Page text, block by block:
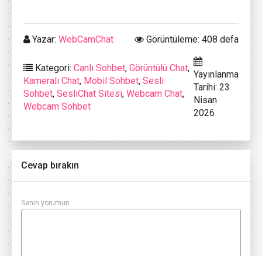
Yazar: WebCamChat Görüntüleme: 408 defa
Kategori: Canlı Sohbet, Görüntülü Chat,
Kameralı Chat, Mobil Sohbet, Sesli
Sohbet, SesliChat Sitesi, Webcam Chat,
Webcam Sohbet
Yayınlanma
Tarihi: 23
Nisan
2026
Cevap bırakın
Senin yorumun